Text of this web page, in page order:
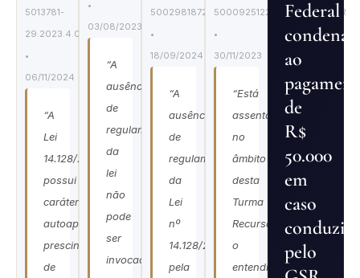
5013781-
29.2023.4.02.5101/RJ
•
06/11/2024
“A
Lei
14.128/2021
possui
caráter
autoaplicável,
prescindindo
de
•
03/08/2023
“A
ausência
de
regulamentação
da
lei
não
pode
ser
invocada
50029818720224036316
•
18/09/2024
“A
ausência
de
regulamentação
da
Lei
nº
14.128/2021
pela
50009251220224047009/PR
•
30/11/2023
“Está
assentado,
no
âmbito
desta
Turma
Recursal,
o
entendimento
Federal
ao
de
R$
50.000
em
caso
pelo